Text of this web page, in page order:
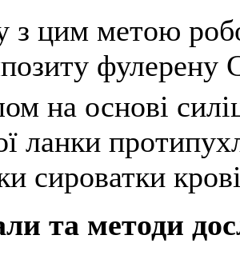
з цим метою
фулерену
на основі
ланки
сироватки
та методи